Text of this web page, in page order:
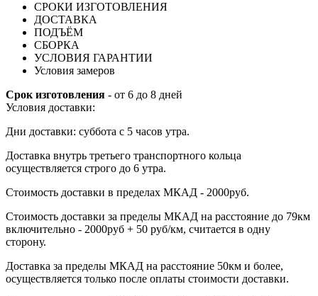
СРОКИ ИЗГОТОВЛЕНИЯ
ДОСТАВКА
ПОДЪЁМ
СБОРКА
УСЛОВИЯ ГАРАНТИИ
Условия замеров
Срок изготовления - от 6 до 8 дней
Условия доставки:
Дни доставки: суббота с 5 часов утра.
Доставка внутрь третьего транспортного кольца
осуществляется строго до 6 утра.
Стоимость доставки в пределах МКАД - 2000руб.
Стоимость доставки за пределы МКАД на расстояние до 79км
включительно - 2000руб + 50 руб/км, считается в одну
сторону.
Доставка за пределы МКАД на расстояние 50км и более,
осуществляется только после оплаты стоимости доставки.